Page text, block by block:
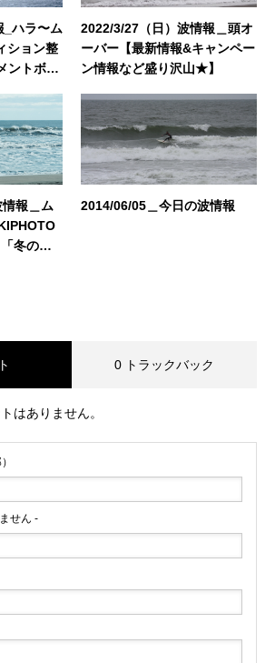
_ハラ〜ム
ション整
ントボー
2022/3/27（日）波情報＿頭オ
ーバー【最新情報&キャンペー
ン情報など盛り沢山★】
報＿ム
冬のボ
ットス
ーン」
2014/06/05＿今日の波情報
0 トラックバック
はありません。
せん -